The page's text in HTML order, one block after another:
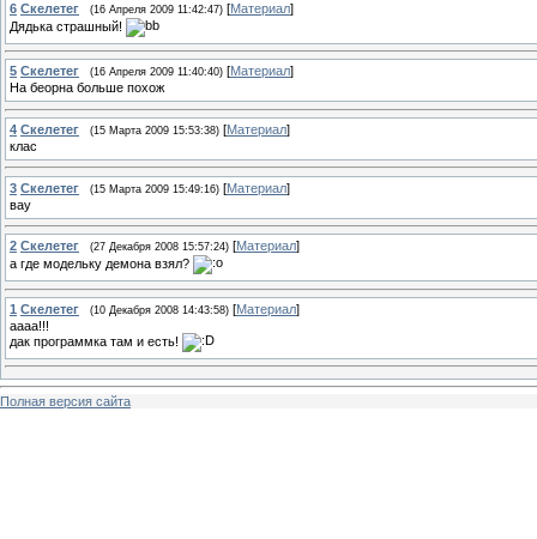
6 Скелетег (16 Апреля 2009 11:42:47) [Материал]
Дядька страшный!
5 Скелетег (16 Апреля 2009 11:40:40) [Материал]
На беорна больше похож
4 Скелетег (15 Марта 2009 15:53:38) [Материал]
клас
3 Скелетег (15 Марта 2009 15:49:16) [Материал]
вау
2 Скелетег (27 Декабря 2008 15:57:24) [Материал]
а где модельку демона взял?
1 Скелетег (10 Декабря 2008 14:43:58) [Материал]
аааа!!!
дак программка там и есть!
Полная версия сайта